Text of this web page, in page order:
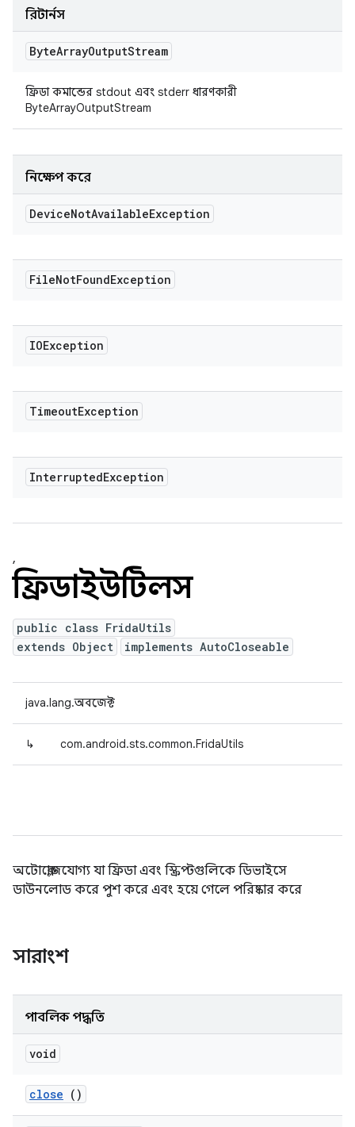
রিটার্নস
ByteArrayOutputStream
ফ্রিডা কমান্ডের stdout এবং stderr ধারণকারী
ByteArrayOutputStream
নিক্ষেপ করে
DeviceNotAvailableException
FileNotFoundException
IOException
TimeoutException
InterruptedException
,
ফ্রিডাইউটিলস
public class FridaUtils
extends Object
implements AutoCloseable
java.lang.অবজেক্ট
↳ com.android.sts.common.FridaUtils
অটোক্লোজযোগ্য যা ফ্রিডা এবং স্ক্রিপ্টগুলিকে ডিভাইসে
ডাউনলোড করে পুশ করে এবং হয়ে গেলে পরিষ্কার করে
সারাংশ
পাবলিক পদ্ধতি
void
close ()